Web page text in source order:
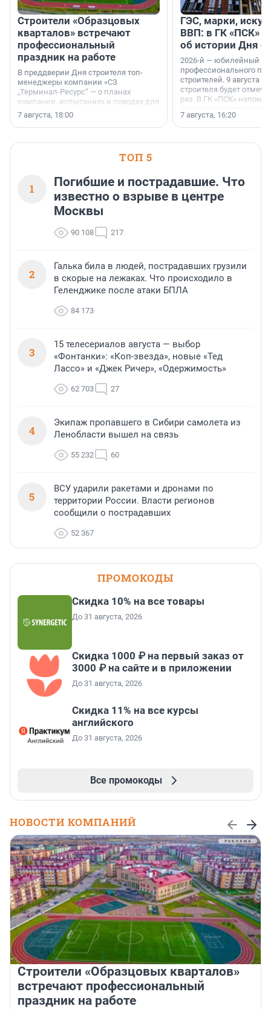
Строители «Образцовых
кварталов» встречают
профессиональный
праздник на работе
В преддверии Дня строителя топ-
менеджеры компании «СЗ
„Терминал-Ресурс“ — о планах
компании, испытаниях и поводах для
осторожного оптимизма.
7 августа, 18:00
ГЭС, марки,
ВВП: в ГК «ПСК»
об истории Дня
2026-й — юбилейный
профессионального
строителей. 9 августа
строителя будет
раз. В ГК «ПСК»
поменялась роль
7 августа, 16:20
ТОП 5
1
Погибшие и пострадавшие. Что
известно о взрыве в центре
Москвы
90 108 217
2
Галька била в людей, пострадавших грузили
в скорые на лежаках. Что происходило в
Геленджике после атаки БПЛА
84 173
3
15 телесериалов августа — выбор
«Фонтанки»: «Коп-звезда», новые «Тед
Лассо» и «Джек Ричер», «Одержимость»
62 703 27
4
Экипаж пропавшего в Сибири самолета из
Ленобласти вышел на связь
55 232 60
5
ВСУ ударили ракетами и дронами по
территории России. Власти регионов
сообщили о пострадавших
52 367
ПРОМОКОДЫ
Скидка 10% на все товары
До 31 августа, 2026
Скидка 1000 ₽ на первый заказ от
3000 ₽ на сайте и в приложении
До 31 августа, 2026
Скидка 11% на все курсы
английского
До 31 августа, 2026
Все промокоды
НОВОСТИ КОМПАНИЙ
Строители «Образцовых кварталов»
встречают профессиональный
праздник на работе